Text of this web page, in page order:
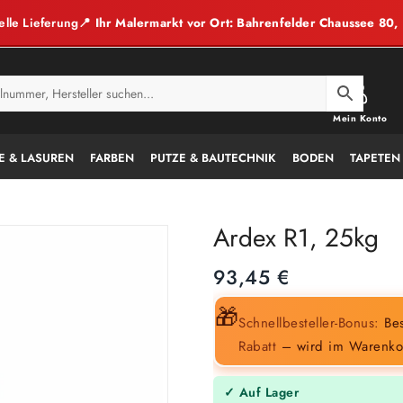
Lieferung📍 Ihr Malermarkt vor Ort: Bahrenfelder Chaussee 80,
Mein Konto
& LASUREN FARBEN PUTZE & BAUTECHNIK BODEN TAPETEN
Ardex R1, 25kg
93,45 €
🎁Schnellbesteller-Bonus:
Rabatt – wird im
✓ Auf Lager